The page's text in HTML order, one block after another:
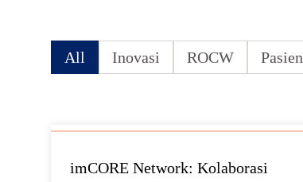
All Inovasi ROCW Pasien
imCORE Network: Kolaborasi